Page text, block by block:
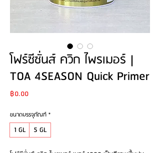
โฟร์ซีซั่นส์ ควิก ไพรเมอร์ |
TOA 4SEASON Quick Primer
฿0.00Price
ขนาดบรรจุภัณฑ์ *
1 GL 5 GL